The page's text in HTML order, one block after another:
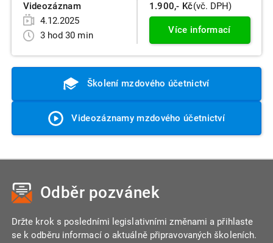
Videozáznam
4.12.2025
3 hod 30 min
1.900,- Kč(vč. DPH)
Více informací
Školení mzdového účetnictví
Videozáznamy mzdového účetnictví
Odběr pozvánek
Držte krok s posledními legislativními změnami a přihlaste
se k odběru informací o aktuálně připravovaných školeních.